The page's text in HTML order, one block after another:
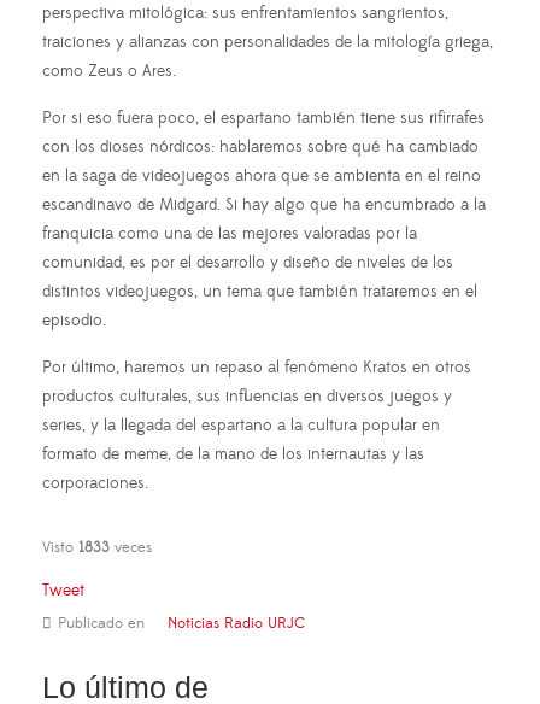
perspectiva mitológica: sus enfrentamientos sangrientos,
traiciones y alianzas con personalidades de la mitología griega,
como Zeus o Ares.
Por si eso fuera poco, el espartano también tiene sus rifirrafes
con los dioses nórdicos: hablaremos sobre qué ha cambiado
en la saga de videojuegos ahora que se ambienta en el reino
escandinavo de Midgard. Si hay algo que ha encumbrado a la
franquicia como una de las mejores valoradas por la
comunidad, es por el desarrollo y diseño de niveles de los
distintos videojuegos, un tema que también trataremos en el
episodio.
Por último, haremos un repaso al fenómeno Kratos en otros
productos culturales, sus influencias en diversos juegos y
series, y la llegada del espartano a la cultura popular en
formato de meme, de la mano de los internautas y las
corporaciones.
Visto 1833 veces
Tweet
Publicado en Noticias Radio URJC
Lo último de